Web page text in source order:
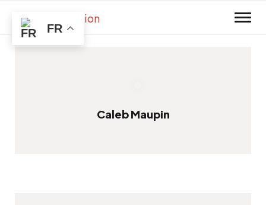
Caleb Maupin
FR